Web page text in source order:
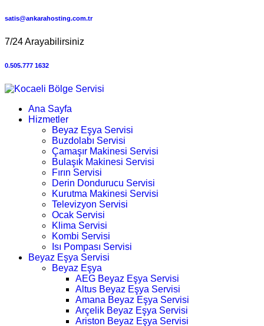
satis@ankarahosting.com.tr
7/24 Arayabilirsiniz
0.505.777 1632
Ana Sayfa
Hizmetler
Beyaz Eşya Servisi
Buzdolabı Servisi
Çamaşır Makinesi Servisi
Bulaşık Makinesi Servisi
Fırın Servisi
Derin Dondurucu Servisi
Kurutma Makinesi Servisi
Televizyon Servisi
Ocak Servisi
Klima Servisi
Kombi Servisi
Isı Pompası Servisi
Beyaz Eşya Servisi
Beyaz Eşya
AEG Beyaz Eşya Servisi
Altus Beyaz Eşya Servisi
Amana Beyaz Eşya Servisi
Arçelik Beyaz Eşya Servisi
Ariston Beyaz Eşya Servisi